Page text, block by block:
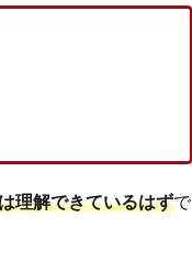
理解できているはずで